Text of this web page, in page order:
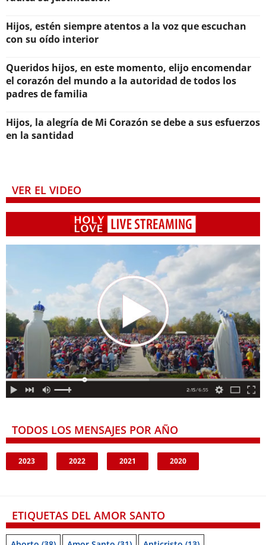
Hijos, estén siempre atentos a la voz que escuchan
con su oído interior
Queridos hijos, en este momento, elijo encomendar
el corazón del mundo a la autoridad de todos los
padres de familia
Hijos, la alegría de Mi Corazón se debe a sus esfuerzos
en la santidad
VER EL VIDEO
TODOS LOS MENSAJES POR AÑO
2023 2022 2021 2020
ETIQUETAS DEL AMOR SANTO